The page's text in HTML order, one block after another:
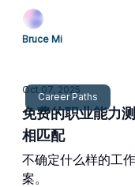
Bruce Mi
Career Paths
Oct 07, 2025
免费的职业能力
相匹配
不确定什么样的工
案。